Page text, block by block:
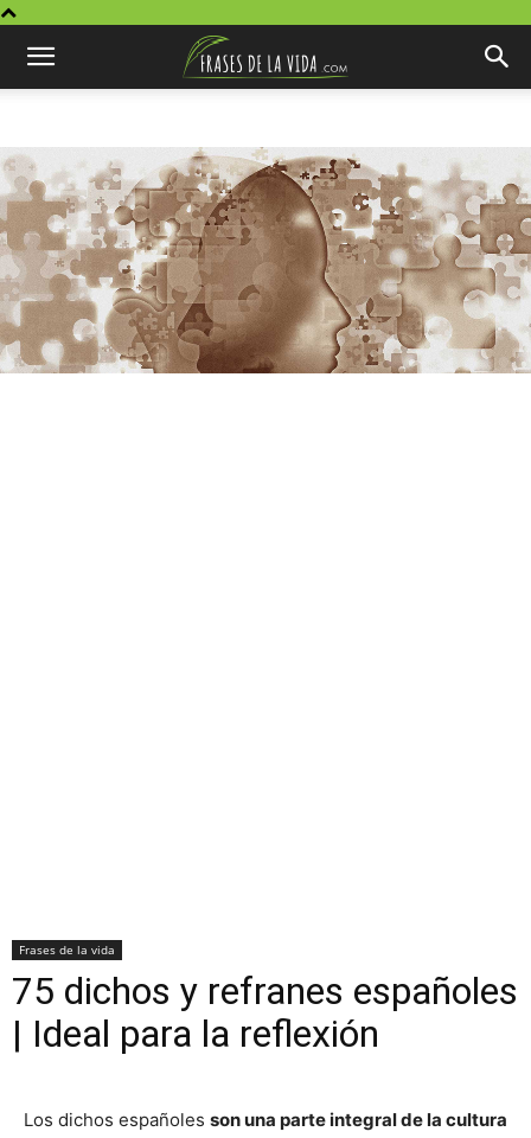
Frases de la vida
75 dichos y refranes españoles
| Ideal para la reflexión
Los dichos españoles son una parte integral de la cultura